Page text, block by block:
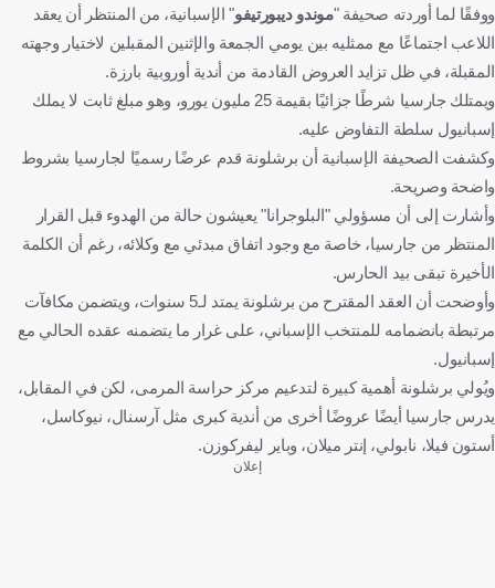
ووفقًا لما أوردته صحيفة "موندو ديبورتيفو" الإسبانية، من المنتظر أن يعقد
اللاعب اجتماعًا مع ممثليه بين يومي الجمعة والإثنين المقبلين لاختيار وجهته
المقبلة، في ظل تزايد العروض القادمة من أندية أوروبية بارزة.
ويمتلك جارسيا شرطًا جزائيًا بقيمة 25 مليون يورو، وهو مبلغ ثابت لا يملك
إسبانيول سلطة التفاوض عليه.
وكشفت الصحيفة الإسبانية أن برشلونة قدم عرضًا رسميًا لجارسيا بشروط
واضحة وصريحة.
وأشارت إلى أن مسؤولي "البلوجرانا" يعيشون حالة من الهدوء قبل القرار
المنتظر من جارسيا، خاصة مع وجود اتفاق مبدئي مع وكلائه، رغم أن الكلمة
الأخيرة تبقى بيد الحارس.
وأوضحت أن العقد المقترح من برشلونة يمتد لـ5 سنوات، ويتضمن مكافآت
مرتبطة بانضمامه للمنتخب الإسباني، على غرار ما يتضمنه عقده الحالي مع
إسبانيول.
ويُولي برشلونة أهمية كبيرة لتدعيم مركز حراسة المرمى، لكن في المقابل،
يدرس جارسيا أيضًا عروضًا أخرى من أندية كبرى مثل آرسنال، نيوكاسل،
أستون فيلا، نابولي، إنتر ميلان، وباير ليفركوزن.
إعلان